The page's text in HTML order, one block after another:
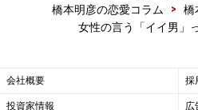
橋本明彦の恋愛コラム
> 橋
女性の言う「イイ男」
会社概要 採
投資家情報 広